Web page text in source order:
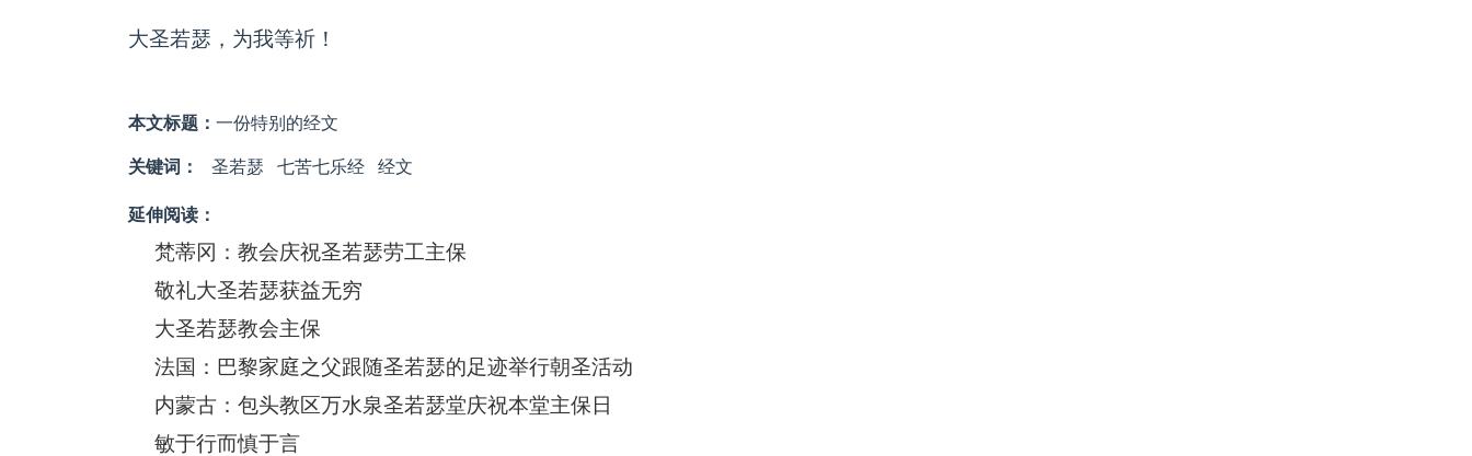
大圣若瑟，为我等祈！
本文标题： 一份特别的经文
关键词： 圣若瑟 七苦七乐经 经文
延伸阅读：
梵蒂冈：教会庆祝圣若瑟劳工主保
敬礼大圣若瑟获益无穷
大圣若瑟教会主保
法国：巴黎家庭之父跟随圣若瑟的足迹举行朝圣活动
内蒙古：包头教区万水泉圣若瑟堂庆祝本堂主保日
敏于行而慎于言